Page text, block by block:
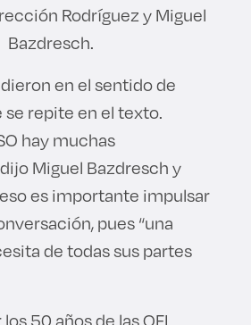
Rodríguez y Miguel
Bazdresch.
en el sentido de
repite en el texto.
hay muchas
Miguel Bazdresch y
es importante impulsar
pues “una
de todas sus partes
50 años de las OFI